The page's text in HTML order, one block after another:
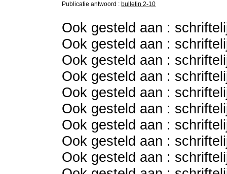
Publicatie antwoord : bulletin 2-10
Ook gesteld aan :
Ook gesteld aan :
Ook gesteld aan :
Ook gesteld aan :
Ook gesteld aan :
Ook gesteld aan :
Ook gesteld aan :
Ook gesteld aan :
Ook gesteld aan :